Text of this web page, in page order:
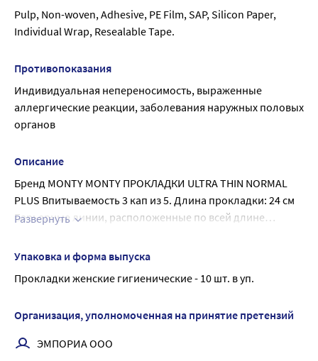
Pulp, Non-woven, Adhesive, PE Film, SAP, Silicon Paper,
Individual Wrap, Resealable Tape.
Противопоказания
Индивидуальная непереносимость, выраженные
аллергические реакции, заболевания наружных половых
органов
Описание
Бренд MONTY MONTY ПРОКЛАДКИ ULTRA THIN NORMAL
PLUS Впитываемость 3 кап из 5. Длина прокладки: 24 см
Барьерные линии, расположенные по всей длине
протеканий Женские гигиенические прокладки Monty
мягкого хлопкового, дышащего материала, мгновенно
крылышки надежно фиксируют прокладку для
максимальной защиты и ощущения комфорта. Длина
прокладки 24 см комфортна для использования при
Дышащий верхний слой
Удобная для утилизации индивидуальная упаковка
Без ароматизаторов
Развернуть
Упаковка и форма выпуска
Прокладки женские гигиенические - 10 шт. в уп.
Организация, уполномоченная на принятие претензий
ЭМПОРИА ООО